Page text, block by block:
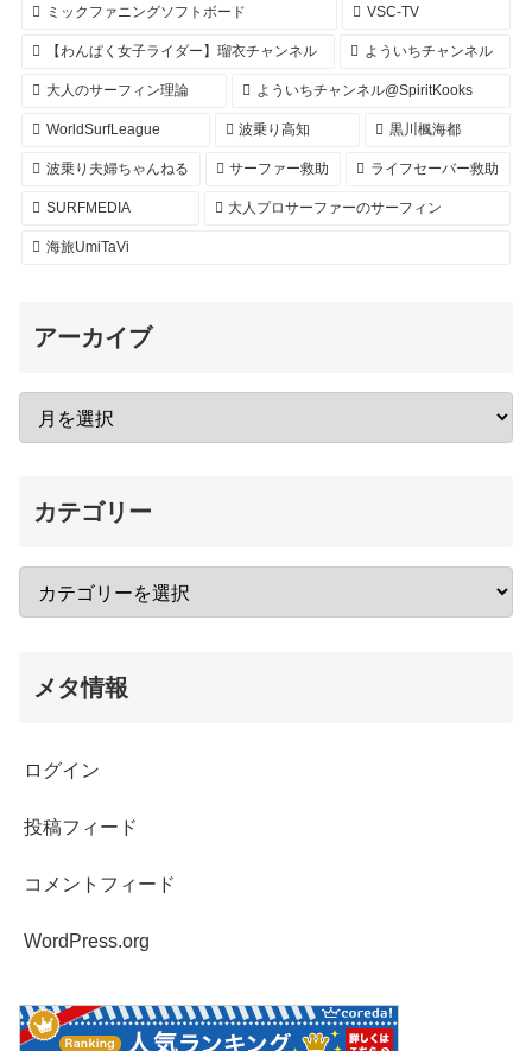
ミックファニングソフトボード VSC-TV
【わんぱく女子ライダー】瑠衣チャンネル よういちチャンネル
大人のサーフィン理論 よういちチャンネル@SpiritKooks
WorldSurfLeague 波乗り高知 黒川楓海都
波乗り夫婦ちゃんねる サーファー救助 ライフセーバー救助
SURFMEDIA 大人プロサーファーのサーフィン
海旅UmiTaVi
アーカイブ
カテゴリー
メタ情報
ログイン
投稿フィード
コメントフィード
WordPress.org